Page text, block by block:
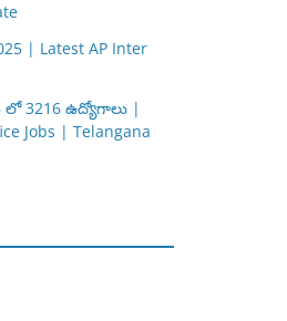
| Latest AP Inter
3216 ఉద్యోగాలు |
Jobs | Telangana